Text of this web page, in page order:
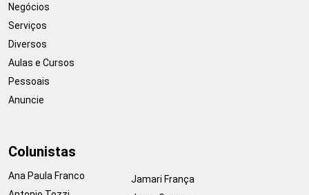
Negócios
Serviços
Diversos
Aulas e Cursos
Pessoais
Anuncie
Colunistas
Ana Paula Franco
Jamari França